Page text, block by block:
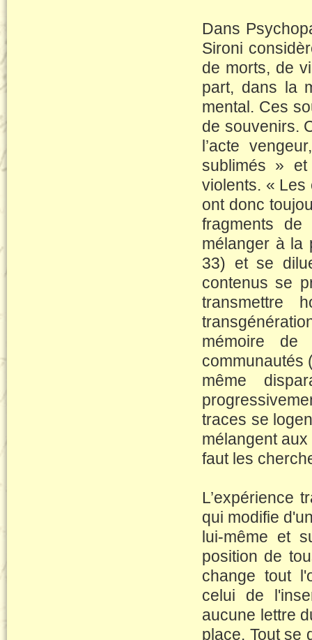
Dans
Sironi
de morts, de
part, dans la
mental. Ces
de souvenirs.
l’acte
sublimés » et
violents. « Les
ont donc
fragments
mélanger à la
33) et se
contenus se
transmettre
mémoire de
communautés
même
traces se
mélangent
faut les
L’expérience
qui modifie
lui-même et
position de
change tout
celui de
aucune lettre
place. Tout se